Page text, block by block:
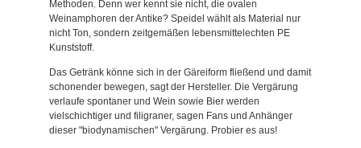
Methoden. Denn wer kennt sie nicht, die ovalen
Weinamphoren der Antike? Speidel wählt als Material nur
nicht Ton, sondern zeitgemäßen lebensmittelechten PE
Kunststoff.
Das Getränk könne sich in der Gäreiform fließend und damit
schonender bewegen, sagt der Hersteller. Die Vergärung
verlaufe spontaner und Wein sowie Bier werden
vielschichtiger und filigraner, sagen Fans und Anhänger
dieser "biodynamischen" Vergärung. Probier es aus!